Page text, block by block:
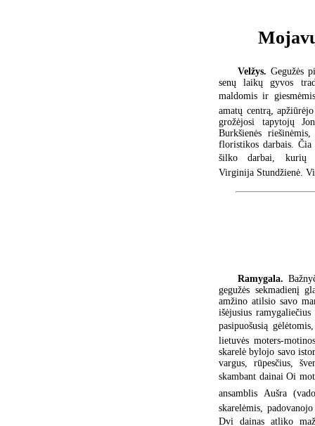
Velžys.Gegužės
senų laikų gyvos
maldomis ir
amatų centrą,
grožėjosi tapytojų
Burkšienės
floristikos darbais.
šilko darbai, kurių
Virginija Stundžienė.
Ramygala.
gegužės sekmadienį
amžino atilsio savo
išėjusius
pasipuošusią
lietuvės moters-
skarelė bylojo savo
vargus, rūpesčius,
skambant dainai Oi
ansamblis Aušra
skarelėmis,
Dvi dainas atliko